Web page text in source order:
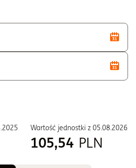
i PPI
Wartość jednostki z 05.08.2026
105,54 PLN